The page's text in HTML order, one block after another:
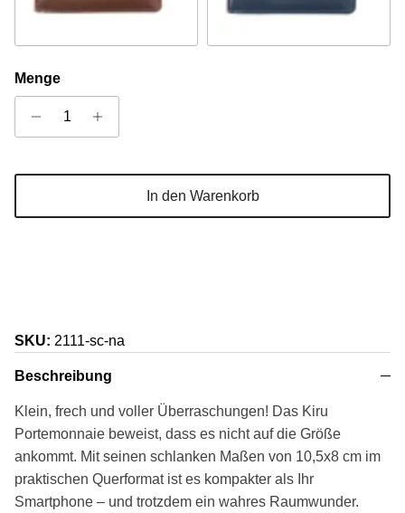
Menge
In den Warenkorb
SKU: 2111-sc-na
Beschreibung
Klein, frech und voller Überraschungen! Das Kiru
Portemonnaie beweist, dass es nicht auf die Größe
ankommt. Mit seinen schlanken Maßen von 10,5x8 cm im
praktischen Querformat ist es kompakter als Ihr
Smartphone – und trotzdem ein wahres Raumwunder.